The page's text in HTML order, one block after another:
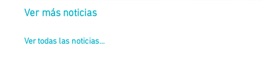
Ver más noticias
Ver todas las noticias...